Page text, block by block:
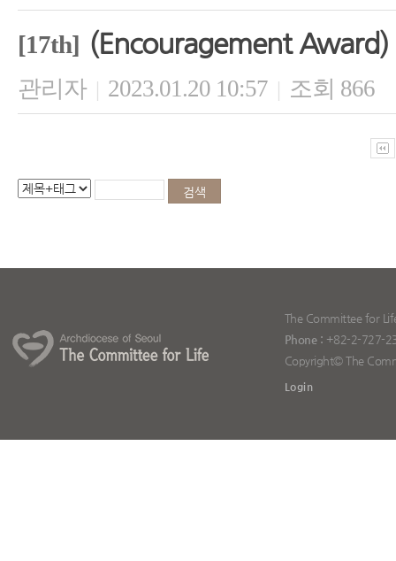
[17th] (Encouragement
관리자 | 2023.01.20 10:57 | 조회 866
The Committee for
Phone : +82-2-727-
Copyright© The
Login